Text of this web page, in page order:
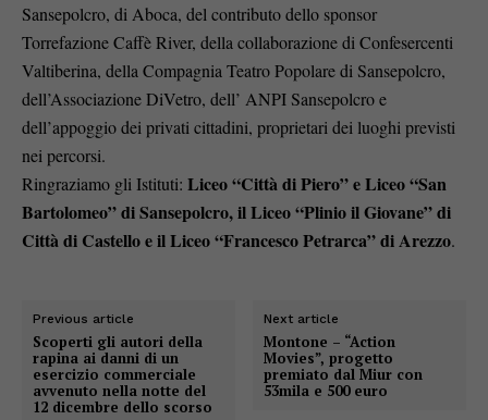
Sansepolcro, di Aboca, del contributo dello sponsor
Torrefazione Caffè River, della collaborazione di Confesercenti
Valtiberina, della Compagnia Teatro Popolare di Sansepolcro,
dell’Associazione DiVetro, dell’ ANPI Sansepolcro e
dell’appoggio dei privati cittadini, proprietari dei luoghi previsti
nei percorsi.
Ringraziamo gli Istituti: Liceo “Città di Piero” e Liceo “San
Bartolomeo” di Sansepolcro, il Liceo “Plinio il Giovane” di
Città di Castello e il Liceo “Francesco Petrarca” di Arezzo.
Previous article
Scoperti gli autori della
rapina ai danni di un
esercizio commerciale
avvenuto nella notte del
12 dicembre dello scorso
Next article
Montone – “Action
Movies”, progetto
premiato dal Miur con
53mila e 500 euro